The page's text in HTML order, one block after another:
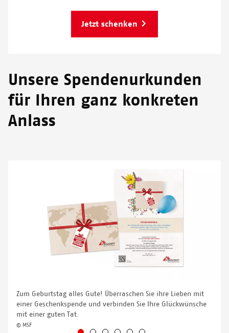
Jetzt schenken
Unsere Spendenurkunden
für Ihren ganz konkreten
Anlass
Zum Geburtstag alles Gute! Überraschen Sie ihre Lieben mit
einer Geschenkspende und verbinden Sie Ihre Glückwünsche
mit einer guten Tat.
© MSF